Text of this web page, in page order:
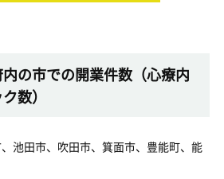
の市での開業件数（心療内
数）
池田市、吹田市、箕面市、豊能町、能